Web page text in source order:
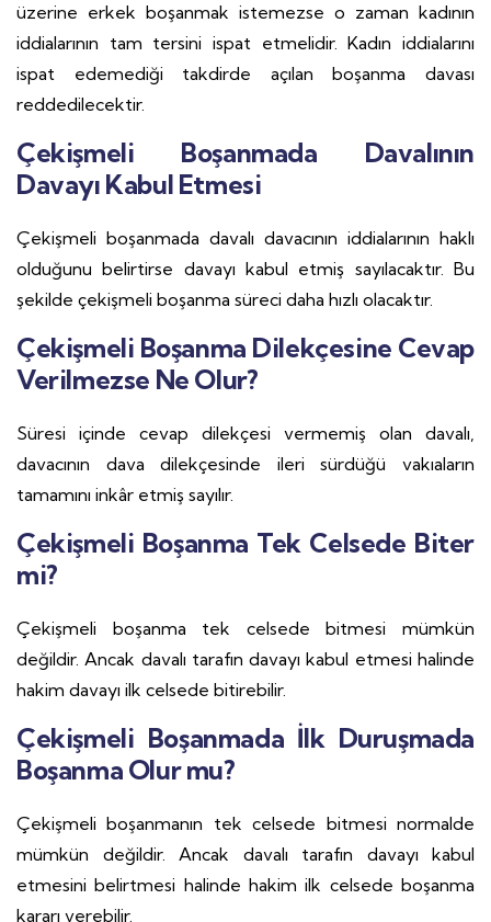
üzerine erkek boşanmak istemezse o zaman kadının
iddialarının tam tersini ispat etmelidir. Kadın iddialarını
ispat edemediği takdirde açılan boşanma davası
reddedilecektir.
Çekişmeli Boşanmada Davalının
Davayı Kabul Etmesi
Çekişmeli boşanmada davalı davacının iddialarının haklı
olduğunu belirtirse davayı kabul etmiş sayılacaktır. Bu
şekilde çekişmeli boşanma süreci daha hızlı olacaktır.
Çekişmeli Boşanma Dilekçesine Cevap
Verilmezse Ne Olur?
Süresi içinde cevap dilekçesi vermemiş olan davalı,
davacının dava dilekçesinde ileri sürdüğü vakıaların
tamamını inkâr etmiş sayılır.
Çekişmeli Boşanma Tek Celsede Biter
mi?
Çekişmeli boşanma tek celsede bitmesi mümkün
değildir. Ancak davalı tarafın davayı kabul etmesi halinde
hakim davayı ilk celsede bitirebilir.
Çekişmeli Boşanmada İlk Duruşmada
Boşanma Olur mu?
Çekişmeli boşanmanın tek celsede bitmesi normalde
mümkün değildir. Ancak davalı tarafın davayı kabul
etmesini belirtmesi halinde hakim ilk celsede boşanma
kararı verebilir.